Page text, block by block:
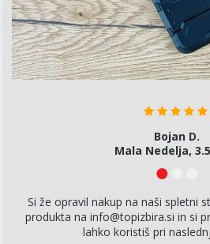
Bojan D.
Mala Nedelja,
Si že opravil nakup na naši spletni
produkta na info@topizbira.si in si
lahko koristiš pri